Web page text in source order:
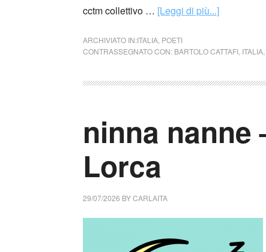
cctm collettivo … [Leggi di più...]
ARCHIVIATO IN:ITALIA POETI
CONTRASSEGNATO CON: BARTOLO CATTAFI ITALIA
ninna nanne
Lorca
29/07/2026 BYCARLAITA